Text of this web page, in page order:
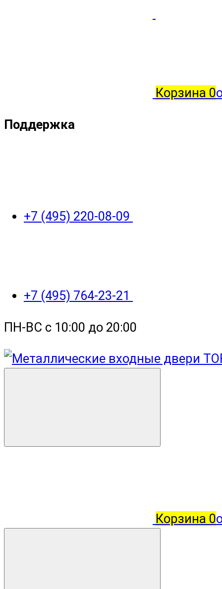
Корзина 0
Поддержка
+7 (495) 220-08-09
+7 (495) 764-23-21
ПН-ВС с 10:00 до 20:00
Корзина 0